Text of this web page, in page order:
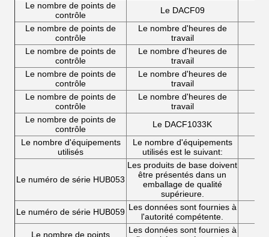
Le nombre de points de
contrôle
Le DACF09
Le nombre de points de
contrôle
Le nombre d'heures de
travail
Le nombre de points de
contrôle
Le nombre d'heures de
travail
Le nombre de points de
contrôle
Le nombre d'heures de
travail
Le nombre de points de
contrôle
Le nombre d'heures de
travail
Le nombre de points de
contrôle
Le DACF1033K
Le nombre d'équipements
utilisés
Le nombre d'équipements
utilisés est le suivant:
Le numéro de série HUB053
Les produits de base doivent
être présentés dans un
emballage de qualité
supérieure.
Le numéro de série HUB059 Les données sont fournies à
l'autorité compétente.
Le nombre de points
Les données sont fournies à